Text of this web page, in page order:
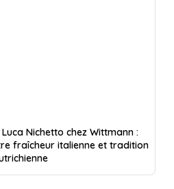
Nichetto chez Wittmann :
fraîcheur italienne et tradition